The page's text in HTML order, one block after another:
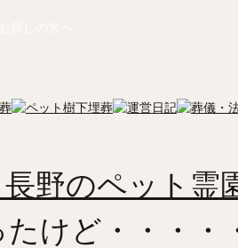
野のペット霊
けど・・・・